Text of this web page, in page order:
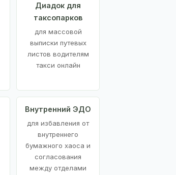
Диадок для
таксопарков
для массовой
выписки путевых
листов водителям
такси онлайн
Внутренний ЭДО
для избавления от
внутреннего
бумажного хаоса и
согласования
между отделами